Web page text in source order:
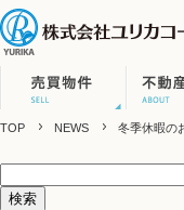
TOP NEWS 冬季休暇の
索: